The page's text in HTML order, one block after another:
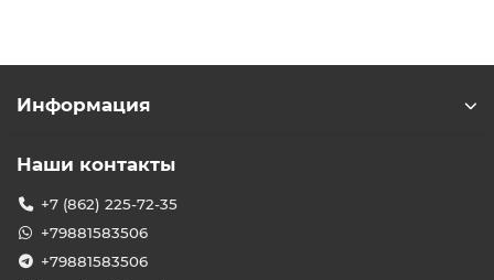
Информация
Наши контакты
+7 (862) 225-72-35
+79881583506
+79881583506